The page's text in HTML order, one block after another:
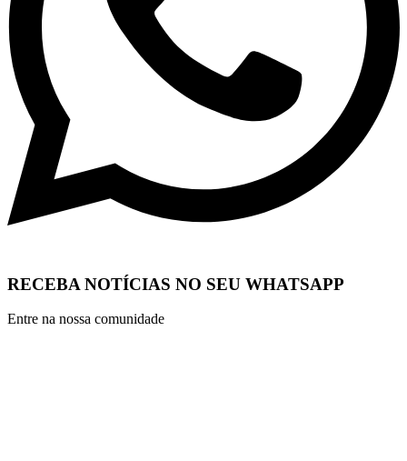
RECEBA NOTÍCIAS NO SEU WHATSAPP
Entre na nossa comunidade